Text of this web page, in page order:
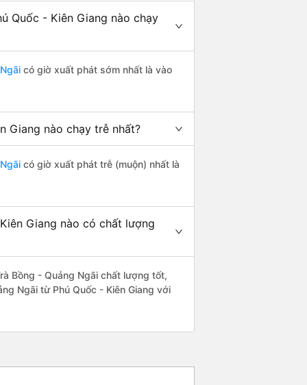
Quốc - Kiên Giang nào chạy
có giờ xuất phát sớm nhất là vào
Giang nào chạy trễ nhất?
có giờ xuất phát trễ (muộn) nhất là
Giang nào có chất lượng
Bồng - Quảng Ngãi chất lượng tốt,
Ngãi từ Phú Quốc - Kiên Giang với